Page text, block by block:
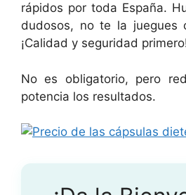
rápidos por toda España.
dudosos, no te la juegues
¡Calidad y seguridad
No es obligatorio, pero
potencia los resultados.